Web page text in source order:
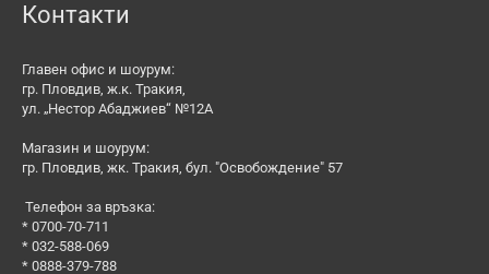
Контакти
Главен офис и шоурум:
гр. Пловдив, ж.к. Тракия,
ул. „Нестор Абаджиев“ №12А
Магазин и шоурум:
гр. Пловдив, жк. Тракия, бул. "Освобождение" 57
Телефон за връзка:
* 0700-70-711
* 032-588-069
* 0888-379-788